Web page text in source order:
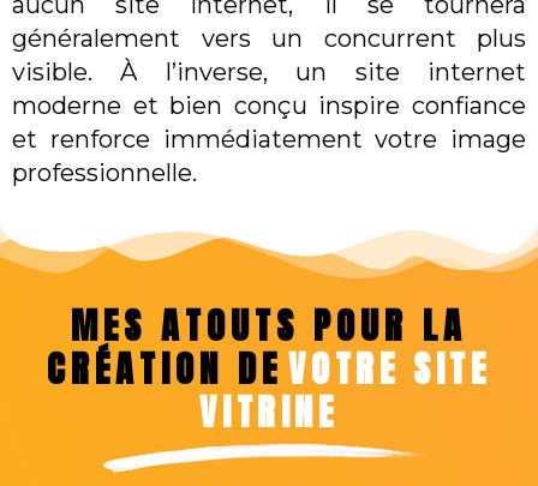
généralement vers un concurrent plus
visible. À l’inverse, un site internet
moderne et bien conçu inspire confiance
et renforce immédiatement votre image
professionnelle.
MES ATOUTS POUR LA
CRÉATION DE VOTRE SITE
VITRINE